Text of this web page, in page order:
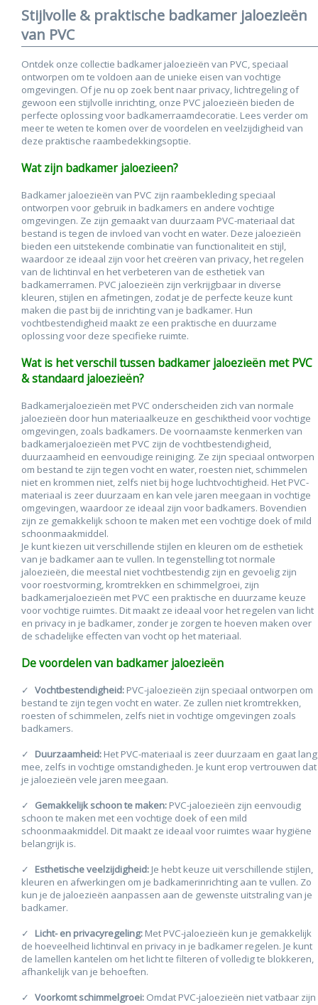
Stijlvolle & praktische badkamer jaloezieën
van PVC
Ontdek onze collectie badkamer jaloezieën van PVC, speciaal
ontworpen om te voldoen aan de unieke eisen van vochtige
omgevingen. Of je nu op zoek bent naar privacy, lichtregeling of
gewoon een stijlvolle inrichting, onze PVC jaloezieën bieden de
perfecte oplossing voor badkamerraamdecoratie. Lees verder om
meer te weten te komen over de voordelen en veelzijdigheid van
deze praktische raambedekkingsoptie.
Wat zijn badkamer jaloezieen?
Badkamer jaloezieën van PVC zijn raambekleding speciaal
ontworpen voor gebruik in badkamers en andere vochtige
omgevingen. Ze zijn gemaakt van duurzaam PVC-materiaal dat
bestand is tegen de invloed van vocht en water. Deze jaloezieën
bieden een uitstekende combinatie van functionaliteit en stijl,
waardoor ze ideaal zijn voor het creëren van privacy, het regelen
van de lichtinval en het verbeteren van de esthetiek van
badkamerramen. PVC jaloezieën zijn verkrijgbaar in diverse
kleuren, stijlen en afmetingen, zodat je de perfecte keuze kunt
maken die past bij de inrichting van je badkamer. Hun
vochtbestendigheid maakt ze een praktische en duurzame
oplossing voor deze specifieke ruimte.
Wat is het verschil tussen badkamer jaloezieën met PVC
& standaard jaloezieën?
Badkamerjaloezieën met PVC onderscheiden zich van normale
jaloezieën door hun materiaalkeuze en geschiktheid voor vochtige
omgevingen, zoals badkamers. De voornaamste kenmerken van
badkamerjaloezieën met PVC zijn de vochtbestendigheid,
duurzaamheid en eenvoudige reiniging. Ze zijn speciaal ontworpen
om bestand te zijn tegen vocht en water, roesten niet, schimmelen
niet en krommen niet, zelfs niet bij hoge luchtvochtigheid. Het PVC-
materiaal is zeer duurzaam en kan vele jaren meegaan in vochtige
omgevingen, waardoor ze ideaal zijn voor badkamers. Bovendien
zijn ze gemakkelijk schoon te maken met een vochtige doek of mild
schoonmaakmiddel.
Je kunt kiezen uit verschillende stijlen en kleuren om de esthetiek
van je badkamer aan te vullen. In tegenstelling tot normale
jaloezieën, die meestal niet vochtbestendig zijn en gevoelig zijn
voor roestvorming, kromtrekken en schimmelgroei, zijn
badkamerjaloezieën met PVC een praktische en duurzame keuze
voor vochtige ruimtes. Dit maakt ze ideaal voor het regelen van licht
en privacy in je badkamer, zonder je zorgen te hoeven maken over
de schadelijke effecten van vocht op het materiaal.
De voordelen van badkamer jaloezieën
Vochtbestendigheid: PVC-jaloezieën zijn speciaal ontworpen om
bestand te zijn tegen vocht en water. Ze zullen niet kromtrekken,
roesten of schimmelen, zelfs niet in vochtige omgevingen zoals
badkamers.
Duurzaamheid: Het PVC-materiaal is zeer duurzaam en gaat lang
mee, zelfs in vochtige omstandigheden. Je kunt erop vertrouwen dat
je jaloezieën vele jaren meegaan.
Gemakkelijk schoon te maken: PVC-jaloezieën zijn eenvoudig
schoon te maken met een vochtige doek of een mild
schoonmaakmiddel. Dit maakt ze ideaal voor ruimtes waar hygiëne
belangrijk is.
Esthetische veelzijdigheid: Je hebt keuze uit verschillende stijlen,
kleuren en afwerkingen om je badkamerinrichting aan te vullen. Zo
kun je de jaloezieën aanpassen aan de gewenste uitstraling van je
badkamer.
Licht- en privacyregeling: Met PVC-jaloezieën kun je gemakkelijk
de hoeveelheid lichtinval en privacy in je badkamer regelen. Je kunt
de lamellen kantelen om het licht te filteren of volledig te blokkeren,
afhankelijk van je behoeften.
Voorkomt schimmelgroei: Omdat PVC-jaloezieën niet vatbaar zijn